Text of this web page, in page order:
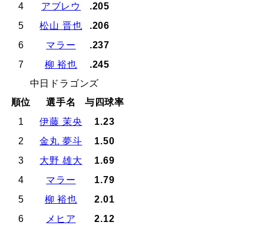
4
アブレウ
.205
5
松山 晋也
.206
6
マラー
.237
7
柳 裕也
.245
中日ドラゴンズ
順位
選手名
与四球率
1
伊藤 茉央
1.23
2
金丸 夢斗
1.50
3
大野 雄大
1.69
4
マラー
1.79
5
柳 裕也
2.01
6
メヒア
2.12